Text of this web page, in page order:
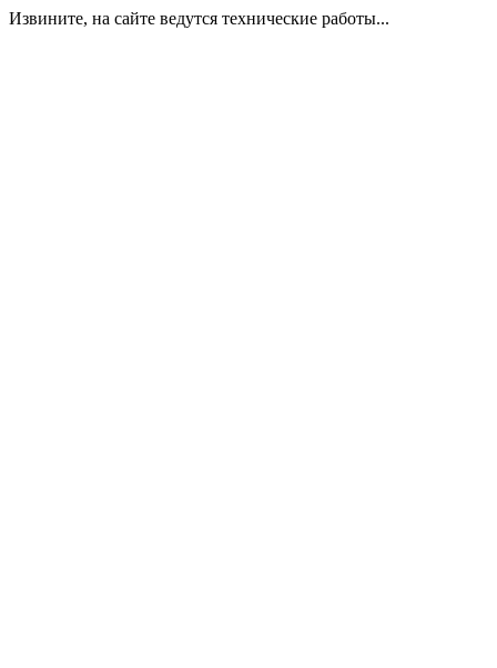
Извините, на сайте ведутся технические работы...